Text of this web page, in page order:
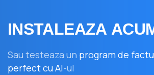
INSTALEAZA
Sau testeaza un program de
perfect cu AI-ul